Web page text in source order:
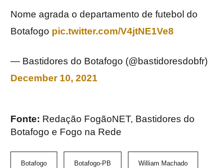
Nome agrada o departamento de futebol do
Botafogo pic.twitter.com/V4jtNE1Ve8
— Bastidores do Botafogo (@bastidoresdobfr)
December 10, 2021
Fonte: Redação FogãoNET, Bastidores do
Botafogo e Fogo na Rede
Botafogo Botafogo-PB William Machado